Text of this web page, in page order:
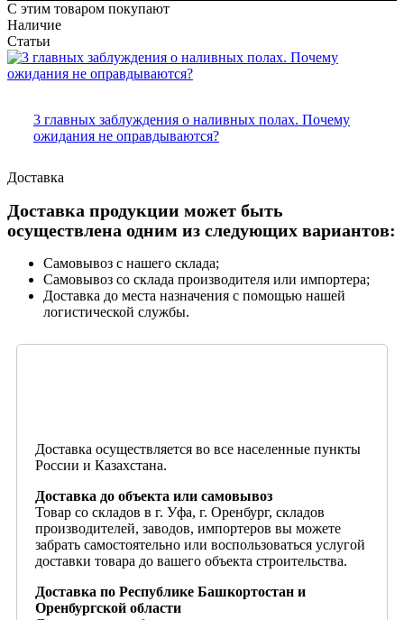
С этим товаром покупают
Наличие
Статьи
3 главных заблуждения о наливных полах. Почему
ожидания не оправдываются?
Доставка
Доставка продукции может быть
осуществлена одним из следующих вариантов:
Самовывоз с нашего склада;
Самовывоз со склада производителя или импортера;
Доставка до места назначения с помощью нашей
логистической службы.
Доставка осуществляется во все населенные пункты
России и Казахстана.
Доставка до объекта или самовывоз
Товар со складов в г. Уфа, г. Оренбург, складов
производителей, заводов, импортеров вы можете
забрать самостоятельно или воспользоваться услугой
доставки товара до вашего объекта строительства.
Доставка по Республике Башкортостан и
Оренбургской области